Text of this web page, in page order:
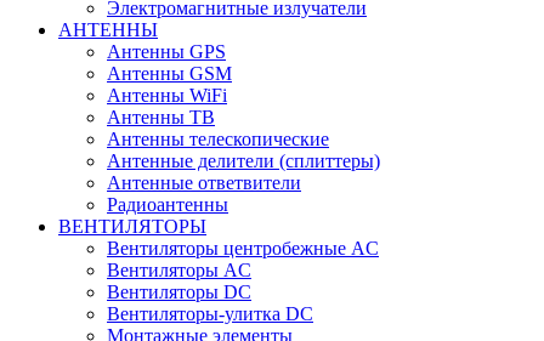
Электромагнитные излучатели
АНТЕННЫ
Антенны GPS
Антенны GSM
Антенны WiFi
Антенны ТВ
Антенны телескопические
Антенные делители (сплиттеры)
Антенные ответвители
Радиоантенны
ВЕНТИЛЯТОРЫ
Вентиляторы центробежные AC
Вентиляторы AC
Вентиляторы DC
Вентиляторы-улитка DC
Монтажные элементы